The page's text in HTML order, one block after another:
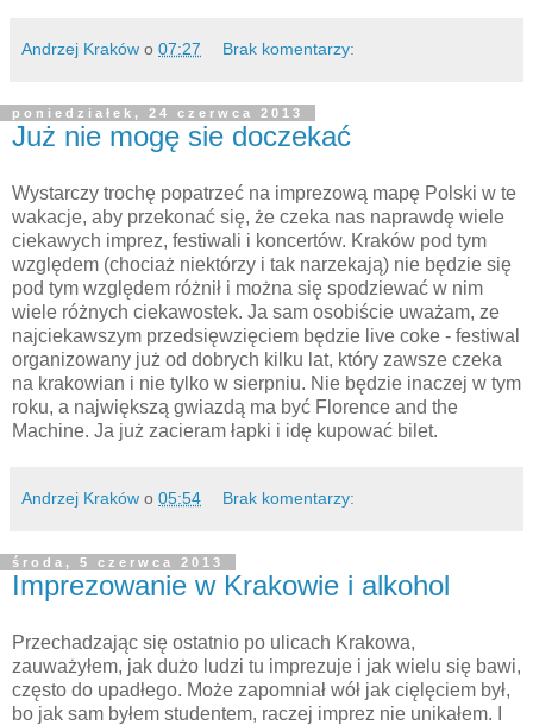
Andrzej Kraków o 07:27 Brak komentarzy:
poniedziałek, 24 czerwca 2013
Już nie mogę sie doczekać
Wystarczy trochę popatrzeć na imprezową mapę Polski w te
wakacje, aby przekonać się, że czeka nas naprawdę wiele
ciekawych imprez, festiwali i koncertów. Kraków pod tym
względem (chociaż niektórzy i tak narzekają) nie będzie się
pod tym względem różnił i można się spodziewać w nim
wiele różnych ciekawostek. Ja sam osobiście uważam, ze
najciekawszym przedsięwzięciem będzie live coke - festiwal
organizowany już od dobrych kilku lat, który zawsze czeka
na krakowian i nie tylko w sierpniu. Nie będzie inaczej w tym
roku, a największą gwiazdą ma być Florence and the
Machine. Ja już zacieram łapki i idę kupować bilet.
Andrzej Kraków o 05:54 Brak komentarzy:
środa, 5 czerwca 2013
Imprezowanie w Krakowie i alkohol
Przechadzając się ostatnio po ulicach Krakowa,
zauważyłem, jak dużo ludzi tu imprezuje i jak wielu się bawi,
często do upadłego. Może zapomniał wół jak cięlęciem był,
bo jak sam byłem studentem, raczej imprez nie unikałem. I